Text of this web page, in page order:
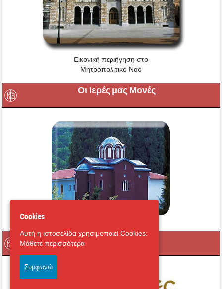
Εικονική περιήγηση στο
Μητροπολιτικό Ναό
Οι Ιερές μας Μονές
Μαγνήτων Κιβωτός
Cookies
Αυτή η ιστοσελίδα χρησιμοποιεί Cookies:
Μάθετε περισσότερα
Συμφωνώ